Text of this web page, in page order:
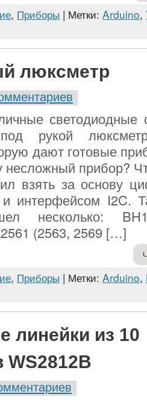
, Приборы | Метки: Arduino,
люксметр
светодиодные
рукой
дают готовые
несложный прибор?
взять за основу
интерфейсом I2C.
несколько:
(2563, 2569 […]
, Приборы | Метки: Arduino,
линейки из 10
WS2812B